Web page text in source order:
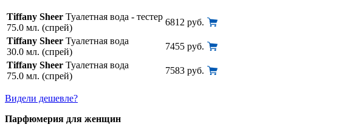
Tiffany Sheer Туалетная вода - тестер
75.0 мл. (спрей)
6812 руб.
Tiffany Sheer Туалетная вода
30.0 мл. (спрей)
7455 руб.
Tiffany Sheer Туалетная вода
75.0 мл. (спрей)
7583 руб.
Видели дешевле?
Парфюмерия для женщин